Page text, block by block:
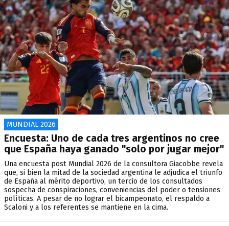
MUNDIAL 2026
Encuesta: Uno de cada tres argentinos no cree
que España haya ganado "solo por jugar mejor"
Una encuesta post Mundial 2026 de la consultora Giacobbe revela
que, si bien la mitad de la sociedad argentina le adjudica el triunfo
de España al mérito deportivo, un tercio de los consultados
sospecha de conspiraciones, conveniencias del poder o tensiones
políticas. A pesar de no lograr el bicampeonato, el respaldo a
Scaloni y a los referentes se mantiene en la cima.